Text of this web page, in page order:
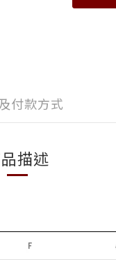
付款方式
描述